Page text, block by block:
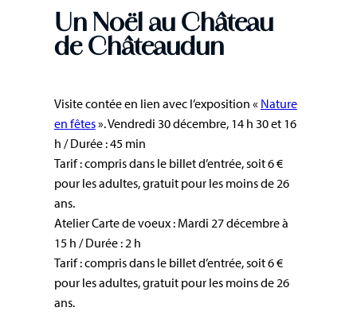
Un Noël au Château
de Châteaudun
Visite contée en lien avec l’exposition « Nature
en fêtes». Vendredi 30 décembre, 14 h 30 et 16
h / Durée : 45 min
Tarif : compris dans le billet d’entrée, soit 6 €
pour les adultes, gratuit pour les moins de 26
ans.
Atelier Carte de voeux : Mardi 27 décembre à
15 h / Durée : 2 h
Tarif : compris dans le billet d’entrée, soit 6 €
pour les adultes, gratuit pour les moins de 26
ans.